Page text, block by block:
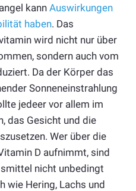
kann Auswirkungen
haben. Das
wird nicht nur über
sondern auch vom
Da der Körper das
Sonneneinstrahlung
jedeer vor allem im
das Gesicht und die
Wer über die
D aufnimmt, sind
nicht unbedingt
wie Hering, Lachs und